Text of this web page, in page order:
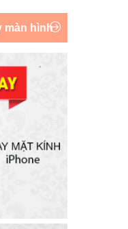
màn hình